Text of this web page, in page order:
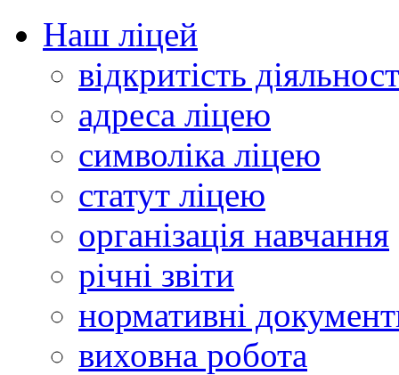
Наш ліцей
відкритість
адреса ліцею
символіка ліцею
статут ліцею
організація навчання
річні звіти
нормативні
виховна робота